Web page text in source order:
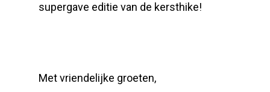
supergave editie van de kersthike!
Met vriendelijke groeten,